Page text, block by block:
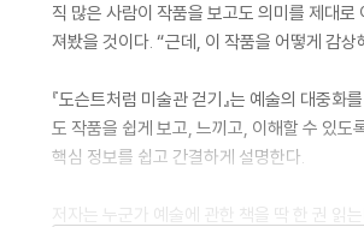
직 많은 사람이 작품을 보고도 의미를 제대
져봤을 것이다. “근데, 이 작품을 어떻게 감상
『도슨트처럼 미술관 걷기』는 예술의 대중
도 작품을 쉽게 보고, 느끼고, 이해할 수 있
핵심 정보를 쉽고 간결하게 설명한다.
저자는 누군가 예술에 관한 책을 딱 한 권 읽